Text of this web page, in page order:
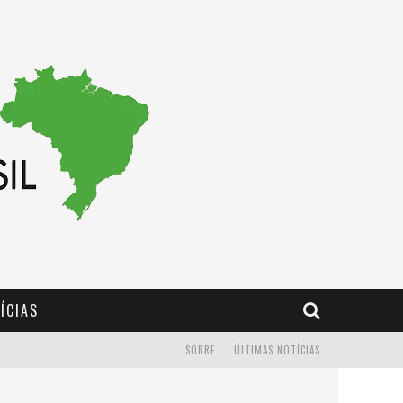
ÚLTIMAS NOTÍCIAS
SOBRE